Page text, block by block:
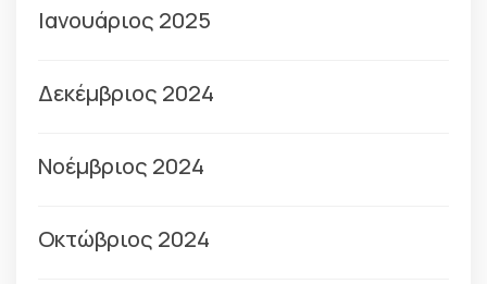
Ιανουάριος 2025
Δεκέμβριος 2024
Νοέμβριος 2024
Οκτώβριος 2024